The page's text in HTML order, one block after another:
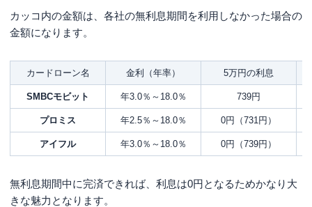
カッコ内の金額は、各社の無利息期間を利用しなかった場合の
金額になります。
カードローン名 金利（年率） 5万円の利息
SMBCモビット 年3.0％～18.0％ 739円
プロミス 年2.5％～18.0％ 0円（731円）
アイフル 年3.0％～18.0％ 0円（739円）
無利息期間中に完済できれば、利息は0円となるためかなり大
きな魅力となります。